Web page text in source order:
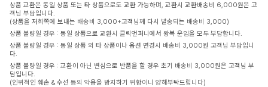
상품 교환은 동일 상품 또는 타 상품으로도 교환 가능하며, 교환시 교환배송비 6,000원은 고
객님 부담입니다.
(상품을 저희쪽에 보내는 배송비 3,000+고객님께 다시 발송되는 배송비 3,000)
상품 불량일 경우 : 동일 상품으로 교환시 클릭앤퍼니에서 왕복 운임을 모두 부담합니다.
상품 불량일 경우 : 동일 상품 외 타 상품이나 옵션 변경시 배송비 3,000원 고객님 부담입니
다.
상품 불량일 경우 : 교환이 아닌 변심으로 반품을 할 경우 초기 배송비 3,000원은 고객님 부
담입니다.
(인위적인 훼손 & 수선 등의 악용을 방지하기 위함이니 양해부탁드립니다)